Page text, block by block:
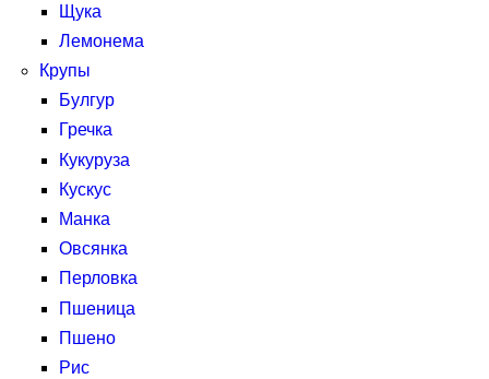
Щука
Лемонема
Крупы
Булгур
Гречка
Кукуруза
Кускус
Манка
Овсянка
Перловка
Пшеница
Пшено
Рис